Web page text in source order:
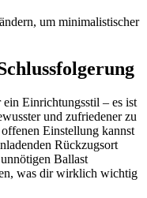
um minimalistischer
ein Einrichtungsstil – es ist
und zufriedener zu
Einstellung kannst
Rückzugsort
Ballast
was dir wirklich wichtig